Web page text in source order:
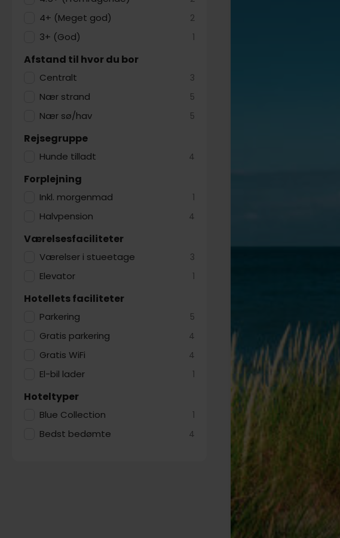
4+ (Meget god) 2
3+ (God) 1
Afstand til hvor du bor
Centralt 3
Nær strand 5
Nær sø/hav 5
Rejsegruppe
Hunde tilladt 4
Forplejning
Inkl. morgenmad 1
Halvpension 4
Værelsesfaciliteter
Værelser i stueetage 3
Elevator 1
Hotellets faciliteter
Parkering 5
Gratis parkering 4
Gratis WiFi 4
El-bil lader 1
Hoteltyper
Blue Collection 1
Bedst bedømte 4
Skagens Museum er